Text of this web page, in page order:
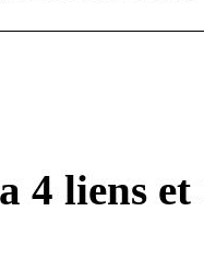
4 liens et